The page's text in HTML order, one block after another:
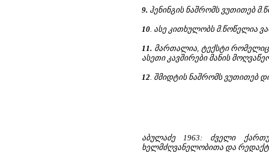
9. ჰენინგის ნაშრომს ვუთითებ
10 . ასე კითხულობს მ.წოწელია
11. მართალია, ტექსტი რომელიც
ასეთი კავშირები მანის
12 . შმიდტის ნაშრომს ვუთითებ
აბულაძე 1963: ძველი
ხელმძღვანელობითა და